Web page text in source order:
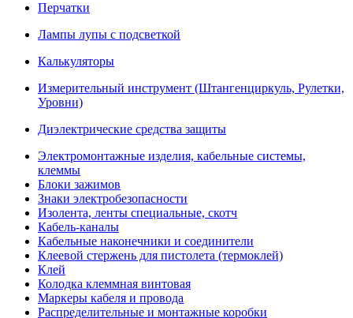
Перчатки
Лампы лупы с подсветкой
Калькуляторы
Измерительный инструмент (Штангенциркуль, Рулетки,
Уровни)
Диэлектрические средства защиты
Электромонтажные изделия, кабельные системы,
клеммы
Блоки зажимов
Знаки электробезопасности
Изолента, ленты специальные, скотч
Кабель-каналы
Кабельные наконечники и соединители
Клеевой стержень для пистолета (термоклей)
Клей
Колодка клеммная винтовая
Маркеры кабеля и провода
Распределительные и монтажные коробки